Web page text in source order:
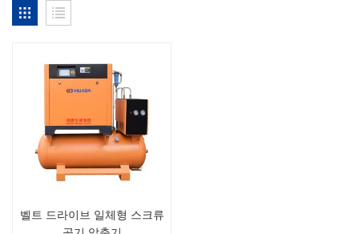
벨트 드라이브 일체형 스크류